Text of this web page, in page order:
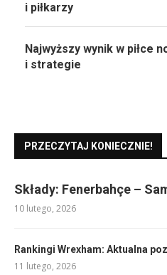
i piłkarzy
Najwyższy wynik w piłce
i strategie
PRZECZYTAJ KONIECZNIE!
Składy: Fenerbahçe –
10 lutego, 2026
Rankingi Wrexham: Aktualna
11 lutego, 2026